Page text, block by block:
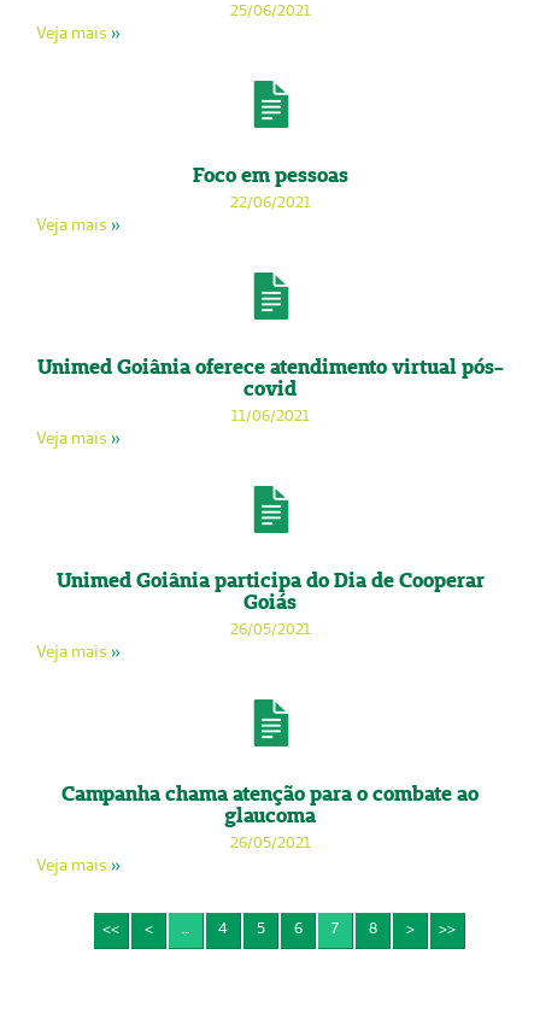
25/06/2021
Veja mais »
Foco em pessoas
22/06/2021
Veja mais »
Unimed Goiânia oferece atendimento virtual pós-
covid
11/06/2021
Veja mais »
Unimed Goiânia participa do Dia de Cooperar
Goiás
26/05/2021
Veja mais »
Campanha chama atenção para o combate ao
glaucoma
26/05/2021
Veja mais »
<< < ... 4 5 6 7 8 > >>